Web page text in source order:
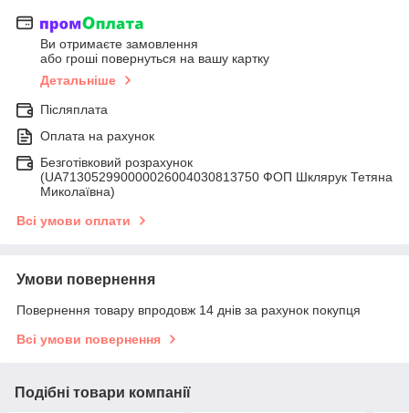
Ви отримаєте замовлення
або гроші повернуться на вашу картку
Детальніше
Післяплата
Оплата на рахунок
Безготівковий розрахунок
(UA713052990000026004030813750 ФОП Шклярук Тетяна
Миколаївна)
Всі умови оплати
Умови повернення
Повернення товару впродовж 14 днів за рахунок покупця
Всі умови повернення
Подібні товари компанії